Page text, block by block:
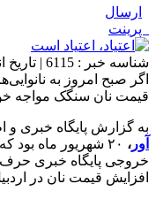
ارسال
پرینت
شناسه خبر : 6115 | تاریخ انتشار : 18 سپتامبر 2024 - 15:09 |
قیمت نان سنگک مواجه
به گزارش پایگاه خبری و
آور ،
۲۰ شهریور ماه
خروجی پایگاه خبری حرف
افزایش قیمت نان در